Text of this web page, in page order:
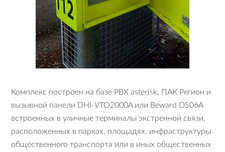
Комплекс построен на базе PBX asterisk, ПАК Регион и
вызывной панели DHI-VTO2000A или Beward DS06A
встроенных в уличные терминалы экстренной связи,
расположенных в парках, площадях, инфраструктуры
общественного транспорта или в иных общественных